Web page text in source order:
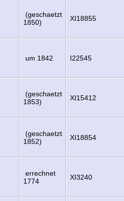
(geschaetzt
1850)
XI18855
um 1842 I22545
(geschaetzt
1853)
XI15412
(geschaetzt
1852)
XI18854
errechnet
1774
XI3240